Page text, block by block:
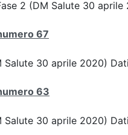
2 (DM Salute 30
67
Salute 30 aprile 2020)
63
Salute 30 aprile 2020)